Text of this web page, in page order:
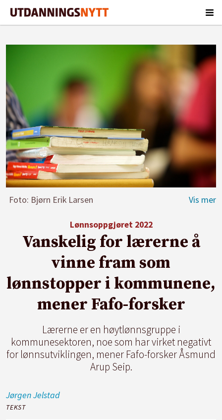
Foto: Bjørn Erik Larsen
Lønnsoppgjøret 2022
Vanskelig for lærerne å
vinne fram som
lønnstopper i kommunene,
mener Fafo-forsker
Lærerne er en høytlønnsgruppe i
kommunesektoren, noe som har virket negativt
for lønnsutviklingen, mener Fafo-forsker Åsmund
Arup Seip.
JørgenJelstad
TEKST